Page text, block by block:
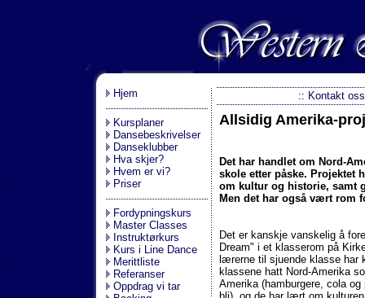
Hjem
Kursplaner
Dansebeskrivelser
Danseklubber
Hva skjer?
Hvem er vi?
Priser
Fordypningskurs
Master Classes
Instruktørkurs
Kurs i Line Dance
Merittliste
Referanser
Oppdrag vi tar
:: Kontakt oss
Allsidig Amerika-
Det har handlet om Nord-
skole etter påske. Projektet
om kultur og historie, samt
Men det har også vært rom
Det er kanskje vanskelig å
Dream" i et klasserom på
lærerne til sjuende klasse har
klassene hatt Nord-Amerika
Amerika (hamburgere, cola